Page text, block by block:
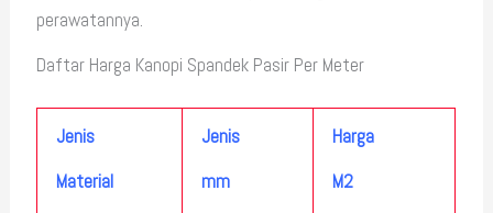
perawatannya.
Daftar Harga Kanopi Spandek Pasir Per Meter
Jenis
Material
Jenis
mm
Harga
M2